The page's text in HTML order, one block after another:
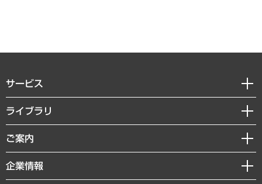
サービス
経営戦略
組織・人事戦略
デジタルイノベーション
ライブラリ
経済調査
レポート
コラム
ご案内
セミナー・イベント情報
MUFGビジネスセミナー
企業情報